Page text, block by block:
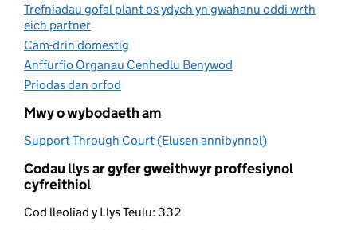
Trefniadau gofal plant os ydych yn gwahanu oddi wrth
eich partner
Cam-drin domestig
Anffurfio Organau Cenhedlu Benywod
Priodas dan orfod
Mwy o wybodaeth am
Support Through Court (Elusen annibynnol)
Codau llys ar gyfer gweithwyr proffesiynol
cyfreithiol
Cod lleoliad y Llys Teulu: 332